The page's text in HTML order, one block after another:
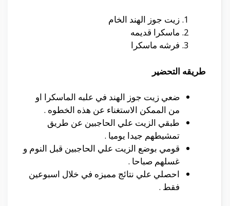
زيت جوز الهند الخام
ماسكرا قديمه
فرشه ماسكرا
طريقه التحضير
ضعي زيت جوز الهند في علبه الماسكرا او
من الممكن الاستغناء عن هذه الخطوه .
طبقي الزيت علي الحاجبين عن طريق
تمشيطهم جيدا يوميا .
قومي بوضع الزيت علي الحاجبين قبل النوم و
غسلهم صباحا .
احصلي علي نتائج مميزه في خلال اسبوعين
فقط .